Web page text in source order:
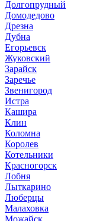
Долгопрудный
Домодедово
Дрезна
Дубна
Егорьевск
Жуковский
Зарайск
Заречье
Звенигород
Истра
Кашира
Клин
Коломна
Королев
Котельники
Красногорск
Лобня
Лыткарино
Люберцы
Малаховка
Можайск